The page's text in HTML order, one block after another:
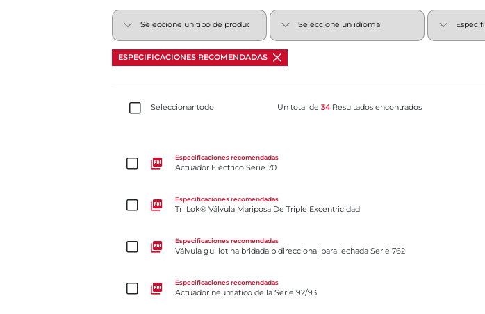
ESPECIFICACIONES RECOMENDADAS
Seleccionar todo Un total de34Resultados encontrados
Especificaciones recomendadas
Actuador Eléctrico Serie 70
Especificaciones recomendadas
Tri Lok® Válvula Mariposa De Triple Excentricidad
Especificaciones recomendadas
Válvula guillotina bridada bidireccional para lechada Serie 762
Especificaciones recomendadas
Actuador neumático de la Serie 92/93